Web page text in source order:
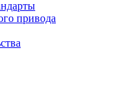
привода